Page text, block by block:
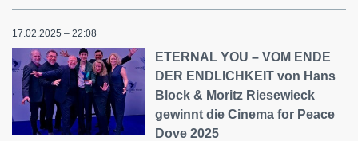
17.02.2025 – 22:08
ETERNAL YOU – VOM ENDE
DER ENDLICHKEIT von Hans
Block & Moritz Riesewieck
gewinnt die Cinema for Peace
Dove 2025